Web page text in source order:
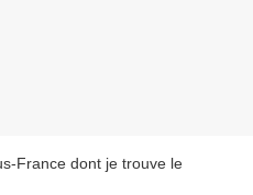
France dont je trouve le